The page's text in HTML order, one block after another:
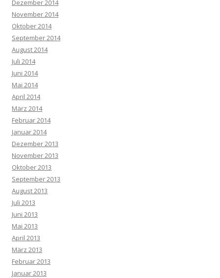
Dezember 2014
November 2014
Oktober 2014
September 2014
August 2014
Juli 2014
Juni 2014
Mai 2014
April 2014
März 2014
Februar 2014
Januar 2014
Dezember 2013
November 2013
Oktober 2013
September 2013
August 2013
Juli 2013
Juni 2013
Mai 2013
April 2013
März 2013
Februar 2013
Januar 2013